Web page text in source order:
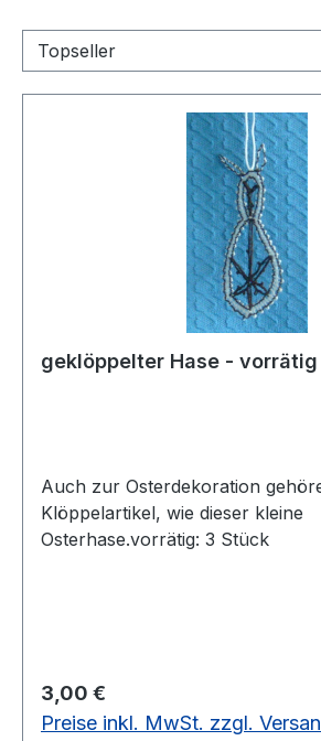
geklöppelter Hase -
Auch zur Osterdekoration
Klöppelartikel, wie dieser kleine
Osterhase.vorrätig: 3 Stück
Regulärer Preis:
3,00 €
Preise inkl. MwSt. zzgl.